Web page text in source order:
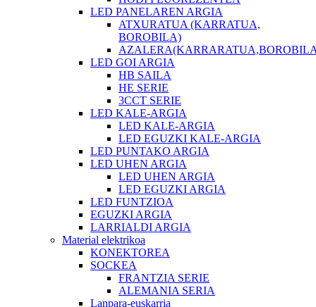
LED PANELAREN ARGIA
ATXURATUA (KARRATUA,
BOROBILA)
LED GOI ARGIA
HB SAILA
HE SERIE
3CCT SERIE
LED KALE-ARGIA
LED KALE-ARGIA
LED EGUZKI KALE-ARGIA
LED PUNTAKO ARGIA
LED UHEN ARGIA
LED UHEN ARGIA
LED EGUZKI ARGIA
LED FUNTZIOA
EGUZKI ARGIA
LARRIALDI ARGIA
Material elektrikoa
KONEKTOREA
SOCKEA
FRANTZIA SERIE
ALEMANIA SERIA
Lanpara-euskarria